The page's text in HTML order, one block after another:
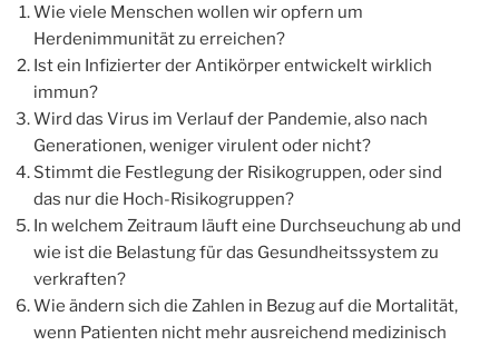
Wie viele Menschen wollen wir opfern um
Herdenimmunität zu erreichen?
Ist ein Infizierter der Antikörper entwickelt wirklich
immun?
Wird das Virus im Verlauf der Pandemie, also nach
Generationen, weniger virulent oder nicht?
Stimmt die Festlegung der Risikogruppen, oder sind
das nur die Hoch-Risikogruppen?
In welchem Zeitraum läuft eine Durchseuchung ab und
wie ist die Belastung für das Gesundheitssystem zu
verkraften?
Wie ändern sich die Zahlen in Bezug auf die Mortalität,
wenn Patienten nicht mehr ausreichend medizinisch